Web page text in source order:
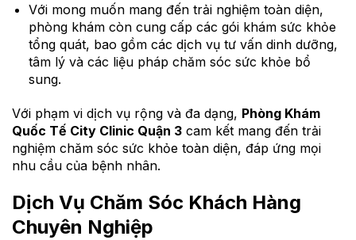
Với mong muốn mang đến trải nghiệm toàn diện,
phòng khám còn cung cấp các gói khám sức khỏe
tổng quát, bao gồm các dịch vụ tư vấn dinh dưỡng,
tâm lý và các liệu pháp chăm sóc sức khỏe bổ
sung.
Với phạm vi dịch vụ rộng và đa dạng, Phòng Khám
Quốc Tế City Clinic Quận 3 cam kết mang đến trải
nghiệm chăm sóc sức khỏe toàn diện, đáp ứng mọi
nhu cầu của bệnh nhân.
Dịch Vụ Chăm Sóc Khách Hàng
Chuyên Nghiệp